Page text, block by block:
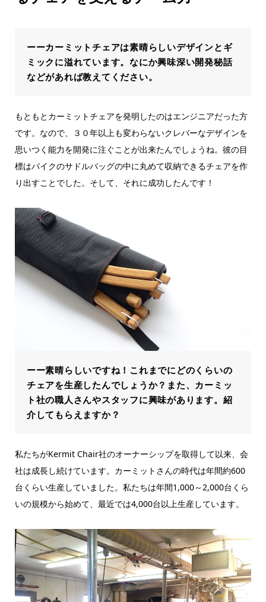
ーーカーミットチェアは素晴らしいデザインとギ
ミックに溢れています。なにか興味深い開発秘話
などがあれば教えてください。
もともとカーミットチェアを発明したのはエンジニアだった方
です。なので、３０年以上も変わらないクレバーなデザインを
思いつく能力を開発に注ぐことが出来たんでしょうね。彼の目
標はバイクのサドルバッグの中に丸めて収納できるチェアを作
り出すことでした。そして、それに成功したんです！
ーー素晴らしいですね！これまでにどのくらいの
チェアを生産したんでしょうか？また、カーミッ
ト社の職人さんやスタッフに興味があります。紹
介してもらえますか？
私たちがKermit Chair社のオーナーシップを取得して以来、会
社は成長し続けています。カーミットさんの時代は年間約600
台くらい生産していました。私たちは年間1,000～2,000台くら
いの規模から始めて、最近では4,000台以上生産しています。